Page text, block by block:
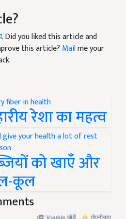
. Did you liked this article and
this article? Mailme your
रेशा का महत्व
को खाएँ और
कूल